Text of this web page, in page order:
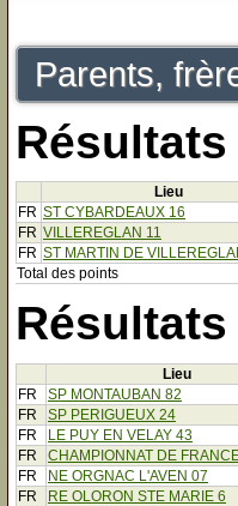
Parents,
Lieu
FR ST CYBARDEAUX 16
FR VILLEREGLAN 11
FR ST MARTIN DE
Total des points
Lieu
FR
SP MONTAUBAN 82
FR
SP PERIGUEUX 24
FR
LE PUY EN VELAY 43
FR
CHAMPIONNAT DE
FR
NE ORGNAC L'AVEN 07
FR
RE OLORON STE MARIE 6